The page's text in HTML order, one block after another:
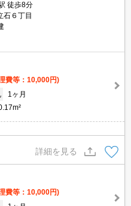
徒歩8分
石６丁目
費等：10,000円)
1ヶ月
詳細を見る
費等：10,000円)